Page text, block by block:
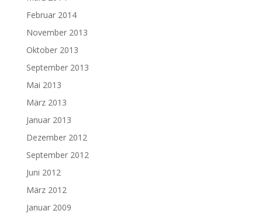
Februar 2014
November 2013
Oktober 2013
September 2013
Mai 2013
März 2013
Januar 2013
Dezember 2012
September 2012
Juni 2012
März 2012
Januar 2009